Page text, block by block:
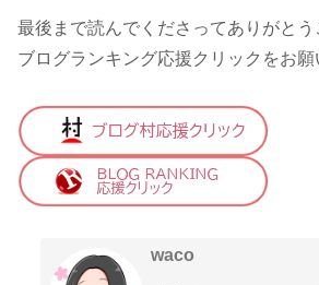
最後まで読んでくださってありがとう
ブログランキング応援クリックをお願
waco